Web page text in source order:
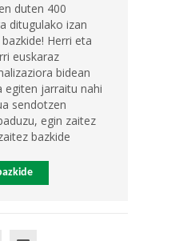
duten 400
ditugulako izan
Herri eta
euskaraz
bidean
egiten jarraitu nahi
sendotzen
egin zaitez
bazkide